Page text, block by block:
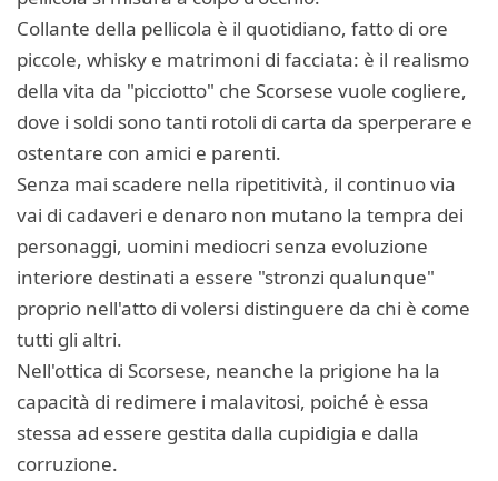
Collante della pellicola è il quotidiano, fatto di ore
piccole, whisky e matrimoni di facciata: è il realismo
della vita da "picciotto" che Scorsese vuole cogliere,
dove i soldi sono tanti rotoli di carta da sperperare e
ostentare con amici e parenti.
Senza mai scadere nella ripetitività, il continuo via
vai di cadaveri e denaro non mutano la tempra dei
personaggi, uomini mediocri senza evoluzione
interiore destinati a essere "stronzi qualunque"
proprio nell'atto di volersi distinguere da chi è come
tutti gli altri.
Nell'ottica di Scorsese, neanche la prigione ha la
capacità di redimere i malavitosi, poiché è essa
stessa ad essere gestita dalla cupidigia e dalla
corruzione.